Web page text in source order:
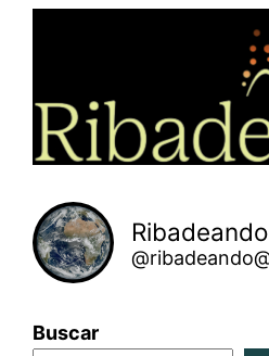
Ribadeando
Buscar